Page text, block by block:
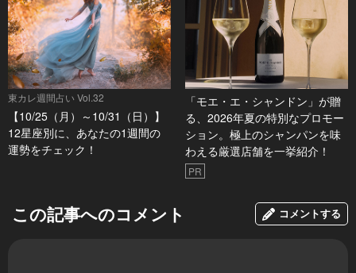
東カレ週間占い Vol.32
【10/25（月）～10/31（日）】
12星座別に、あなたの1週間の
運勢をチェック！
「モエ・エ・シャンドン」が贈
る、2026年夏の特別なプロモー
ション。極上のシャンパンを味
わえる厳選店舗を一挙紹介！
PR
この記事へのコメント コメントする